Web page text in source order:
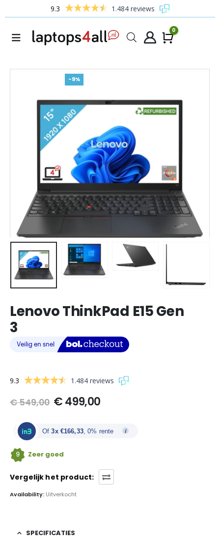
9.3 1.484 reviews
0
-9%
Lenovo ThinkPad E15 Gen
3
9.3 1.484 reviews
€549,00 Oorspronkelijke
€ 549,00.
€499,00Huidige
€ 499,00.
Of3x €166,33, 0% rente
9 Zeer goed
Vergelijk het product:
Availability: Uitverkocht
SPECIFICATIES